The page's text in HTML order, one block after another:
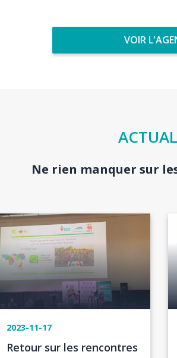
VOIR
Ne rien manquer sur
2023-11-17
Titre
Retour sur les rencontres